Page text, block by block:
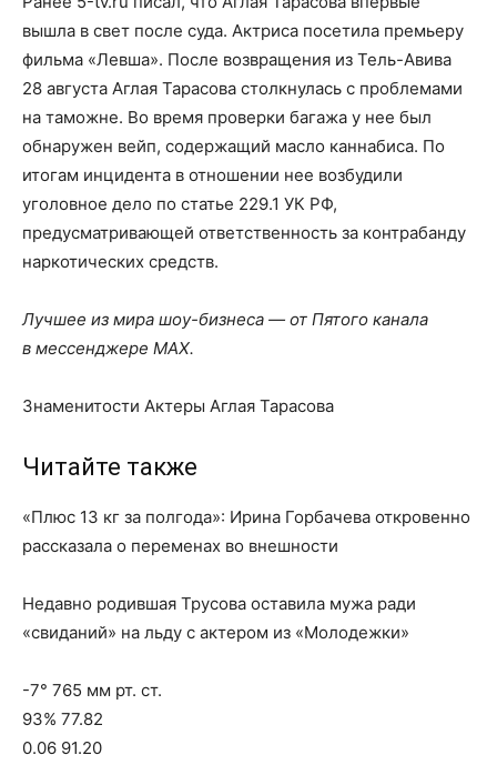
вышла в свет после суда. Актриса посетила премьеру
фильма «Левша». После возвращения из Тель-Авива
28 августа Аглая Тарасова столкнулась с проблемами
на таможне. Во время проверки багажа у нее был
обнаружен вейп, содержащий масло каннабиса. По
итогам инцидента в отношении нее возбудили
уголовное дело по статье 229.1 УК РФ,
предусматривающей ответственность за контрабанду
наркотических средств.
Лучшее из мира шоу-бизнеса — от Пятого канала
в мессенджере MAX.
Знаменитости Актеры Аглая Тарасова
Читайте также
«Плюс 13 кг за полгода»: Ирина Горбачева откровенно
рассказала о переменах во внешности
Недавно родившая Трусова оставила мужа ради
«свиданий» на льду с актером из «Молодежки»
-7° 765 мм рт. ст.
93% 77.82
0.06 91.20